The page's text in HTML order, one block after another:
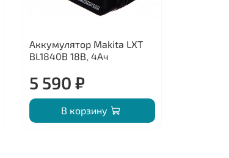
Аккумулятор Makita LXT
BL1840B 18В, 4Ач
5 590 ₽
В корзину